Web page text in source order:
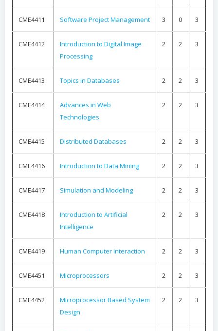
CME4411 Software Project Management 3 0 3
CME4412
Introduction to Digital Image
Processing
2 2 3
CME4413 Topics in Databases 2 2 3
CME4414
Advances in Web
Technologies
2 2 3
CME4415 Distributed Databases 2 2 3
CME4416 Introduction to Data Mining 2 2 3
CME4417 Simulation and Modeling 2 2 3
CME4418
Introduction to Artificial
Intelligence
2 2 3
CME4419 Human Computer Interaction 2 2 3
CME4451 Microprocessors 2 2 3
CME4452
Microprocessor Based System
Design
2 2 3